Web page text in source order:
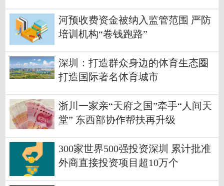
河预收费资金被纳入监管范围 严防
培训机构“卷钱跑路”
深圳：打造群众身边的体育生态圈
打造国际著名体育城市
浙川一家亲“天府之国”牵手“人间天
堂” 东西部协作帮扶再升级
300家世界500强投资深圳 累计批准
外商直接投资项目超10万个